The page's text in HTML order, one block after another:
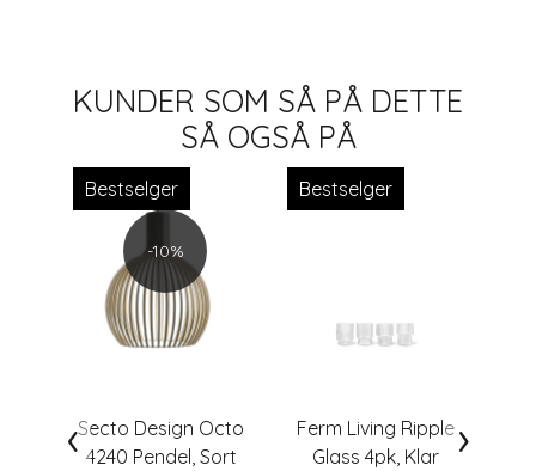
KUNDER SOM SÅ PÅ DETTE
SÅ OGSÅ PÅ
Bestselger
-10%
Secto Design Octo
4240 Pendel, Sort
Bestselger
Ferm Living Ripple
Glass 4pk, Klar
‹ ›